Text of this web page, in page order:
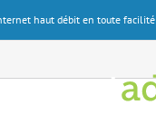
haut débit en toute facilité